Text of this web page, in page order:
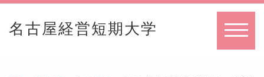
名古屋経営短期大学